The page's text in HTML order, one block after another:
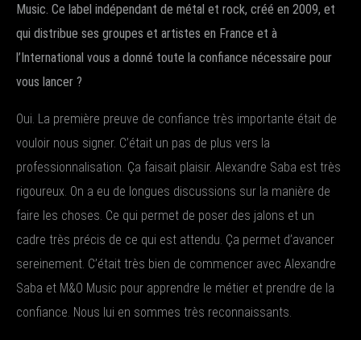
Music. Ce label indépendant de métal et rock, créé en 2009, et
qui distribue ses groupes et artistes en France et à
l’International vous a donné toute la confiance nécessaire pour
vous lancer ?
Oui. La première preuve de confiance très importante était de
vouloir nous signer. C’était un pas de plus vers la
professionnalisation. Ça faisait plaisir. Alexandre Saba est très
rigoureux. On a eu de longues discussions sur la manière de
faire les choses. Ce qui permet de poser des jalons et un
cadre très précis de ce qui est attendu. Ça permet d’avancer
sereinement. C’était très bien de commencer avec Alexandre
Saba et M&O Music pour apprendre le métier et prendre de la
confiance. Nous lui en sommes très reconnaissants.